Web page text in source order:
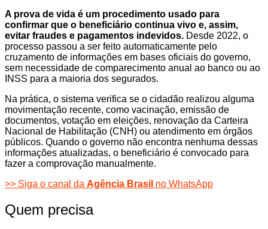
A prova de vida é um procedimento usado para
confirmar que o beneficiário continua vivo e, assim,
evitar fraudes e pagamentos indevidos. Desde 2022, o
processo passou a ser feito automaticamente pelo
cruzamento de informações em bases oficiais do governo,
sem necessidade de comparecimento anual ao banco ou ao
INSS para a maioria dos segurados.
Na prática, o sistema verifica se o cidadão realizou alguma
movimentação recente, como vacinação, emissão de
documentos, votação em eleições, renovação da Carteira
Nacional de Habilitação (CNH) ou atendimento em órgãos
públicos. Quando o governo não encontra nenhuma dessas
informações atualizadas, o beneficiário é convocado para
fazer a comprovação manualmente.
>> Siga o canal da Agência Brasil no WhatsApp
Quem precisa